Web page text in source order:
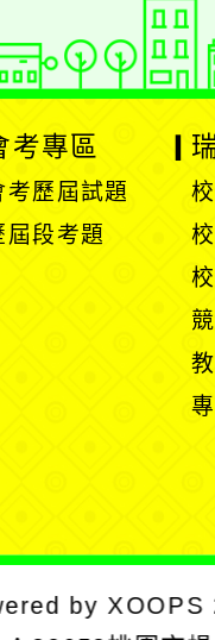
考專區
考歷屆試題
屆段考題
by XOOPS